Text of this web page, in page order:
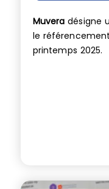
Muvera désigne
le
printemps 2025.